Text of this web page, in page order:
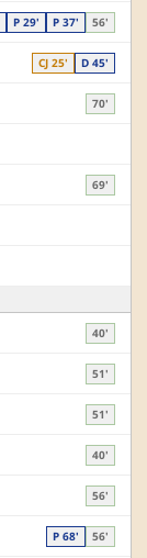
P 29' P 37' 56'
CJ 25' D 45'
70'
69'
40'
51'
51'
40'
56'
P 68' 56'